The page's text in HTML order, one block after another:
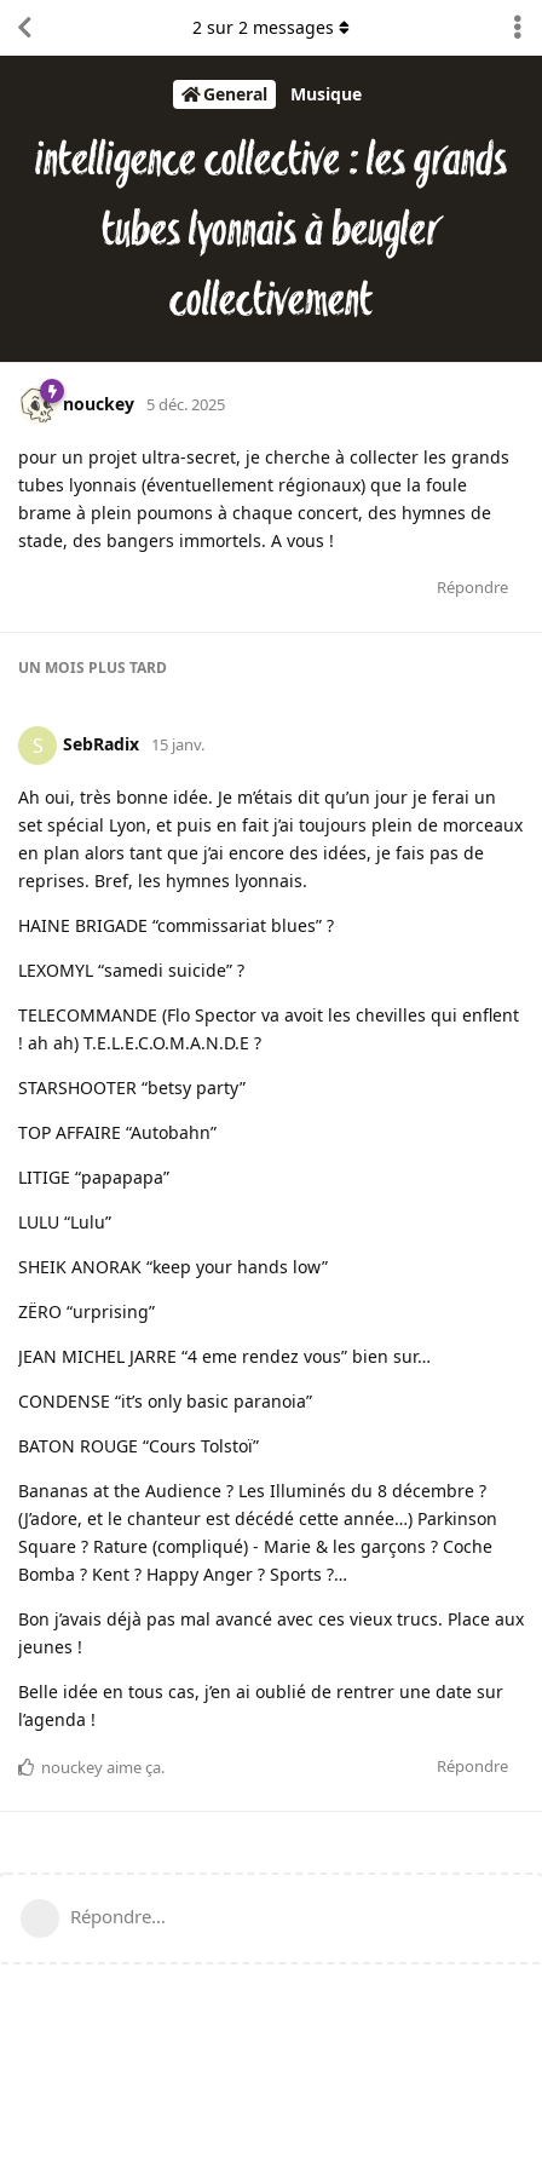
General Musique
intelligence collective : les grands
tubes lyonnais à beugler
collectivement
2 sur 2 messages
nouckey 5 déc. 2025
pour un projet ultra-secret, je cherche à collecter les grands
tubes lyonnais (éventuellement régionaux) que la foule
brame à plein poumons à chaque concert, des hymnes de
stade, des bangers immortels. A vous !
Répondre
UN MOIS PLUS TARD
S SebRadix 15 janv.
Ah oui, très bonne idée. Je m’étais dit qu’un jour je ferai un
set spécial Lyon, et puis en fait j’ai toujours plein de morceaux
en plan alors tant que j’ai encore des idées, je fais pas de
reprises. Bref, les hymnes lyonnais.
HAINE BRIGADE “commissariat blues” ?
LEXOMYL “samedi suicide” ?
TELECOMMANDE (Flo Spector va avoit les chevilles qui enflent
! ah ah) T.E.L.E.C.O.M.A.N.D.E ?
STARSHOOTER “betsy party”
TOP AFFAIRE “Autobahn”
LITIGE “papapapa”
LULU “Lulu”
SHEIK ANORAK “keep your hands low”
ZËRO “urprising”
JEAN MICHEL JARRE “4 eme rendez vous” bien sur…
CONDENSE “it’s only basic paranoia”
BATON ROUGE “Cours Tolstoï”
Bananas at the Audience ? Les Illuminés du 8 décembre ?
(J’adore, et le chanteur est décédé cette année…) Parkinson
Square ? Rature (compliqué) - Marie & les garçons ? Coche
Bomba ? Kent ? Happy Anger ? Sports ?…
Bon j’avais déjà pas mal avancé avec ces vieux trucs. Place aux
jeunes !
Belle idée en tous cas, j’en ai oublié de rentrer une date sur
l’agenda !
Répondre
nouckeyaime ça.
Répondre…